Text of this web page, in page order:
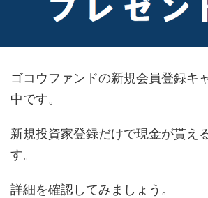
ゴコウファンドの新規会員登録キ
中です。
新規投資家登録だけで現金が貰え
す。
詳細を確認してみましょう。